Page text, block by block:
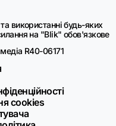
використанні будь-яких
на "Blik" обов'язкове
R40-06171
cookies